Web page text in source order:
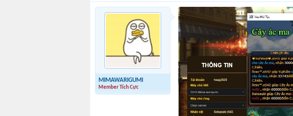
MIMAWARIGUMI
Member Tích Cực